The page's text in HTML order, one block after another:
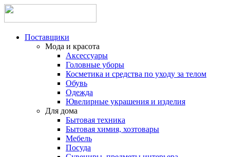
Поставщики
Мода и красота
Аксессуары
Головные уборы
Косметика и средства по уходу за телом
Обувь
Одежда
Ювелирные украшения и изделия
Для дома
Бытовая техника
Бытовая химия, хозтовары
Мебель
Посуда